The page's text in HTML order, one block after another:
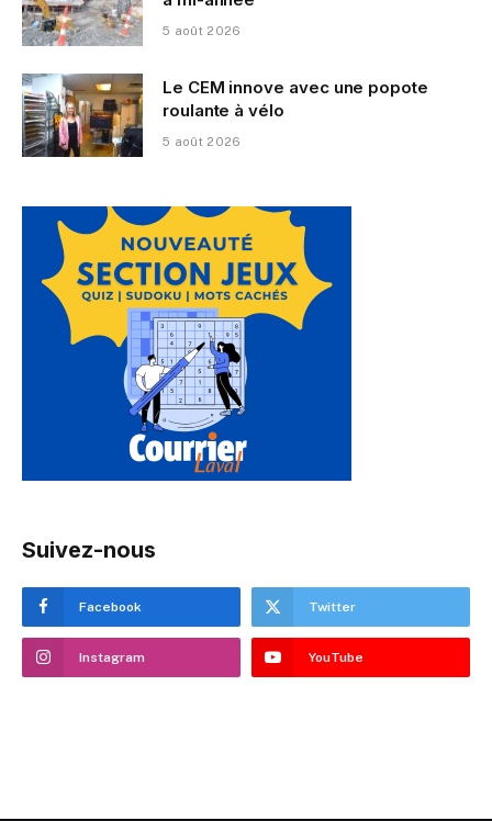
5 août 2026
Le CEM innove avec une popote
roulante à vélo
5 août 2026
Suivez-nous
Facebook Twitter
Instagram YouTube